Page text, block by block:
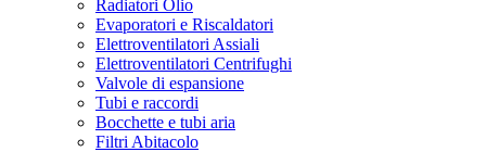
Radiatori Olio
Evaporatori e Riscaldatori
Elettroventilatori Assiali
Elettroventilatori Centrifughi
Valvole di espansione
Tubi e raccordi
Bocchette e tubi aria
Filtri Abitacolo